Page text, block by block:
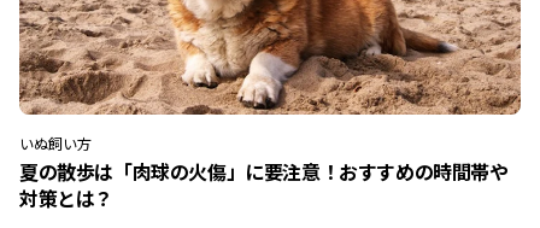
いぬ飼い方
夏の散歩は「肉球の火傷」に要注意！おすすめの時間帯や
対策とは？